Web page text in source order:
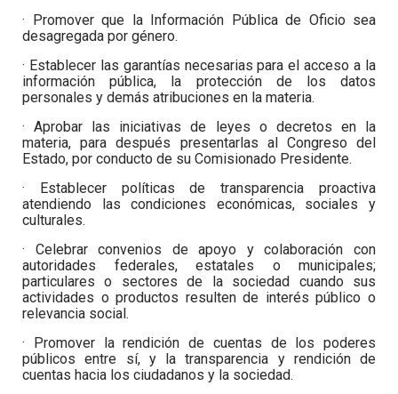
· Promover que la Información Pública de Oficio sea
desagregada por género.
· Establecer las garantías necesarias para el acceso a la
información pública, la protección de los datos
personales y demás atribuciones en la materia.
· Aprobar las iniciativas de leyes o decretos en la
materia, para después presentarlas al Congreso del
Estado, por conducto de su Comisionado Presidente.
· Establecer políticas de transparencia proactiva
atendiendo las condiciones económicas, sociales y
culturales.
· Celebrar convenios de apoyo y colaboración con
autoridades federales, estatales o municipales;
particulares o sectores de la sociedad cuando sus
actividades o productos resulten de interés público o
relevancia social.
· Promover la rendición de cuentas de los poderes
públicos entre sí, y la transparencia y rendición de
cuentas hacia los ciudadanos y la sociedad.